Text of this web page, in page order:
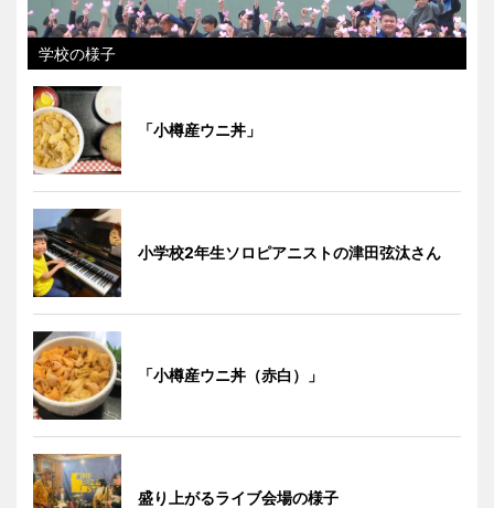
学校の様子
「小樽産ウニ丼」
小学校2年生ソロピアニストの津田弦汰さん
「小樽産ウニ丼（赤白）」
盛り上がるライブ会場の様子